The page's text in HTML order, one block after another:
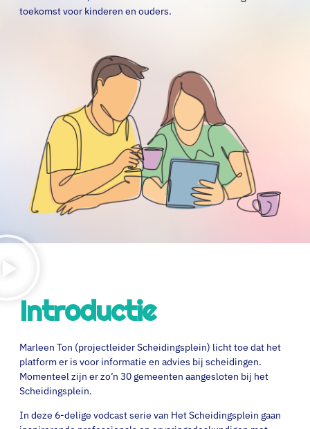
toekomst voor kinderen en ouders.
Introductie
Marleen Ton (projectleider Scheidingsplein) licht toe dat het
platform er is voor informatie en advies bij scheidingen.
Momenteel zijn er zo’n 30 gemeenten aangesloten bij het
Scheidingsplein.
In deze 6-delige vodcast serie van Het Scheidingsplein gaan